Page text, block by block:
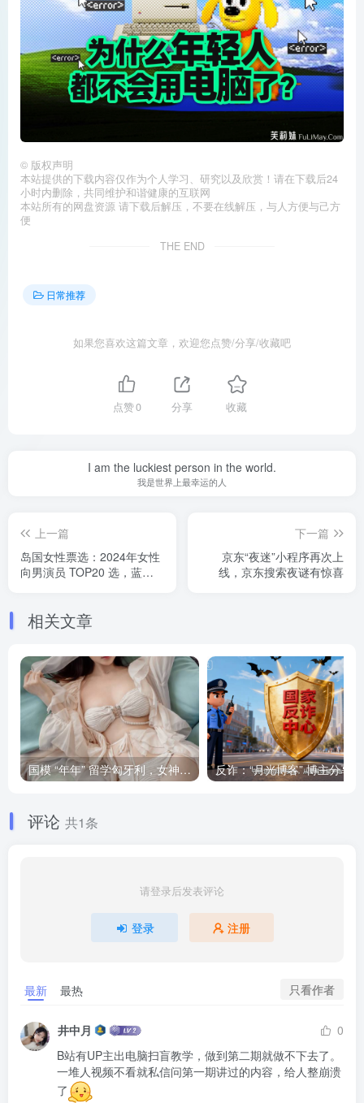
© 版权声明
本站提供的下载内容仅作为个人学习、研究以及欣赏！请在下载后24
小时内删除，共同维护和谐健康的互联网
本站所有的网盘资源 请下载后解压，不要在线解压，与人方便与己方
便
THE END
日常推荐
如果您喜欢这篇文章，欢迎您点赞/分享/收藏吧
点赞0 分享 收藏
I am the luckiest person in the world.
我是世界上最幸运的人
上一篇
岛国女性票选：2024年女性
向男演员 TOP20 选，蓝井
下一篇
京东“夜迷”小程序再次上
线，京东搜索夜谜有惊喜
相关文章
国模 “年年” 留学匈牙利，女神将要退圈吗？
评论 共1条
请登录后发表评论
登录 注册
最新 最热 只看作者
井中月
0
B站有UP主出电脑扫盲教学，做到第二期就做不下去了。
一堆人视频不看就私信问第一期讲过的内容，给人整崩溃
了